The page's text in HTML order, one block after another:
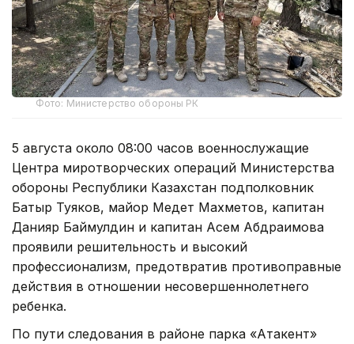
Фото: Министерство обороны РК
5 августа около 08:00 часов военнослужащие
Центра миротворческих операций Министерства
обороны Республики Казахстан подполковник
Батыр Туяков, майор Медет Махметов, капитан
Данияр Баймулдин и капитан Асем Абдраимова
проявили решительность и высокий
профессионализм, предотвратив противоправные
действия в отношении несовершеннолетнего
ребенка.
По пути следования в районе парка «Атакент»